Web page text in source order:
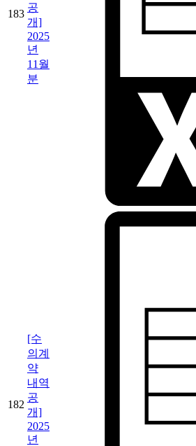
183
공
개]
2025
년
11월
분
182
[수
의계
약
내역
공
개]
2025
년